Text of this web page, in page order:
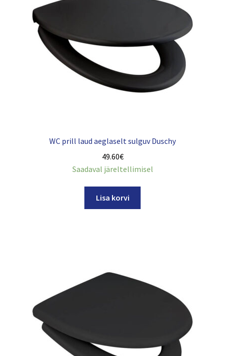
WC prill laud aeglaselt sulguv Duschy
49.60€
Saadaval järeltellimisel
Lisa korvi